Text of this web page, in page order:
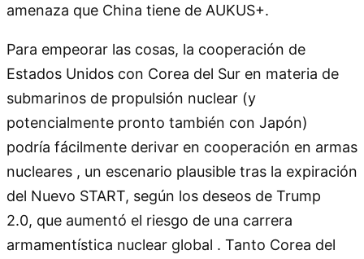
amenaza que China tiene de AUKUS+.
Para empeorar las cosas, la cooperación de
Estados Unidos con Corea del Sur en materia de
submarinos de propulsión nuclear (y
potencialmente pronto también con Japón)
podría fácilmente derivar en cooperación en armas
nucleares , un escenario plausible tras la expiración
del Nuevo START, según los deseos de Trump
2.0, que aumentó el riesgo de una carrera
armamentística nuclear global . Tanto Corea del